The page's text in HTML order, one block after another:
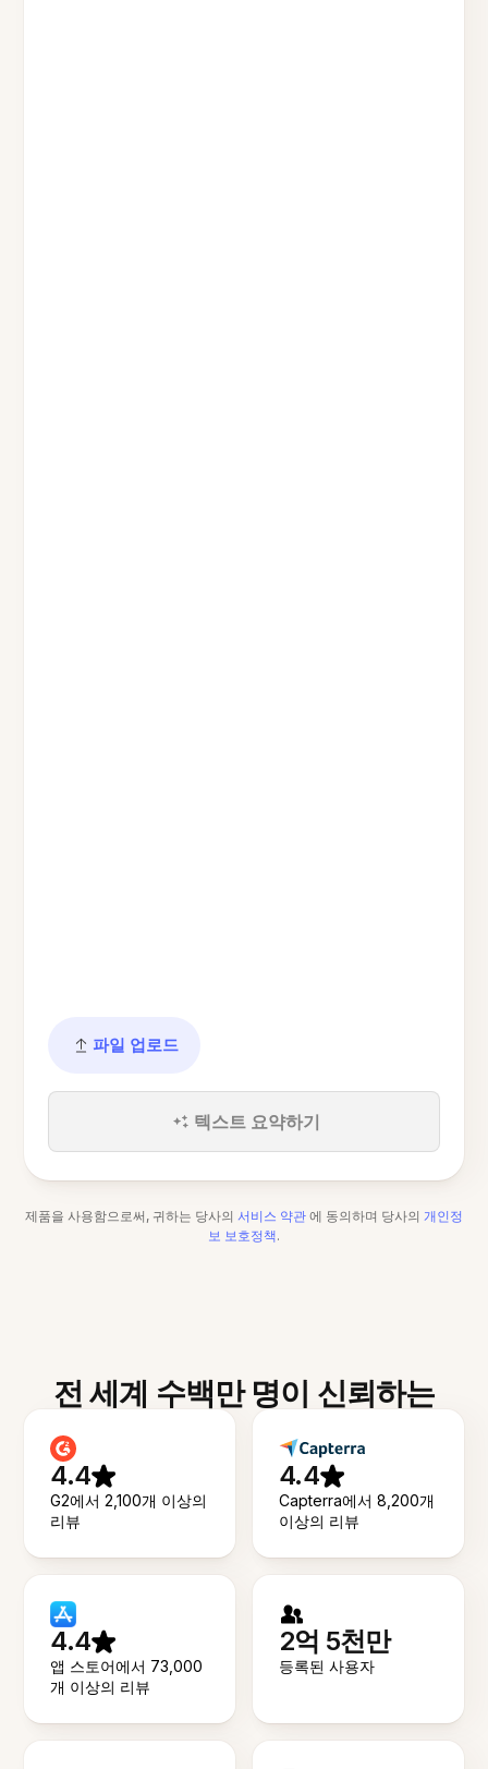
파일 업로드
텍스트 요약하기
제품을 사용함으로써, 귀하는 당사의 서비스 약관 에 동의하며 당사의 개인정
보 보호정책.
전 세계 수백만 명이 신뢰하는
4.4
G2에서 2,100개 이상의
리뷰
4.4
Capterra에서 8,200개
이상의 리뷰
4.4
앱 스토어에서 73,000
개 이상의 리뷰
2억 5천만
등록된 사용자